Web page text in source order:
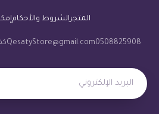
المتجرالشروط والأحكام
0508825908
QesatyStore@gmail.com
البريد الإلكتروني